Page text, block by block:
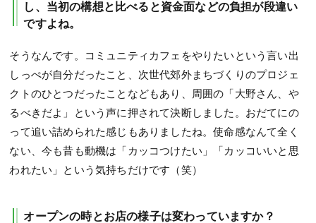
し、当初の構想と比べると資金面などの負担が段違い
ですよね。
そうなんです。コミュニティカフェをやりたいという言い出
しっぺが自分だったこと、次世代郊外まちづくりのプロジェ
クトのひとつだったことなどもあり、周囲の「大野さん、や
るべきだよ」という声に押されて決断しました。おだてにの
って追い詰められた感じもありましたね。使命感なんて全く
ない、今も昔も動機は「カッコつけたい」「カッコいいと思
われたい」という気持ちだけです（笑）
オープンの時とお店の様子は変わっていますか？